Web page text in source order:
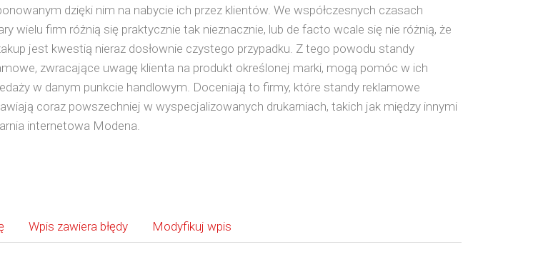
dzięki nim na nabycie ich przez klientów. We współczesnych czasach
wielu firm różnią się praktycznie tak nieznacznie, lub de facto wcale się nie różnią, że
jest kwestią nieraz dosłownie czystego przypadku. Z tego powodu standy
zwracające uwagę klienta na produkt określonej marki, mogą pomóc w ich
w danym punkcie handlowym. Doceniają to firmy, które standy reklamowe
coraz powszechniej w wyspecjalizowanych drukarniach, takich jak między innymi
internetowa Modena.
Wpis zawiera błędy Modyfikuj wpis